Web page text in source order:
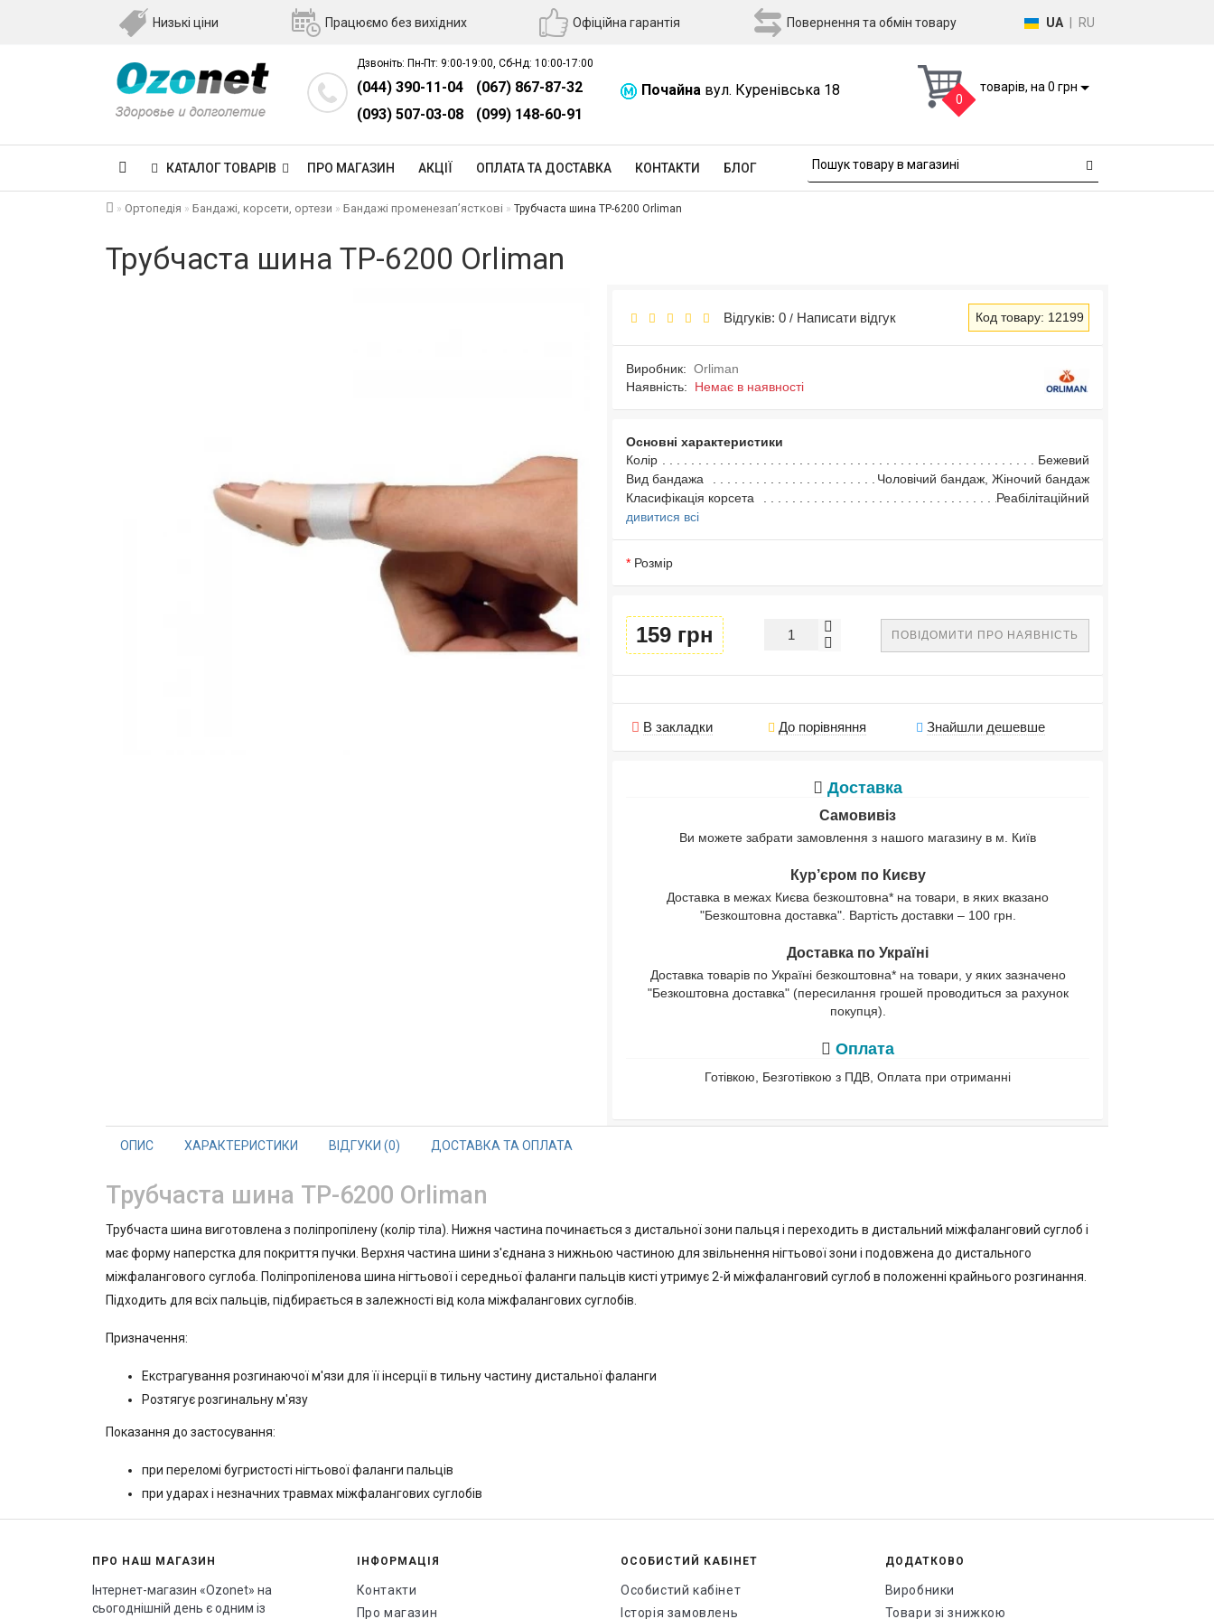
Низькі ціни Працюємо без вихідних Офіційна гарантія Повернення та обмін товару UA RU
Дзвоніть: Пн-Пт: 9:00-19:00, Сб-Нд: 10:00-17:00
(044) 390-11-04
(067) 867-87-32
(093) 507-03-08
(099) 148-60-91
Почайна вул. Куренівська 18
0
товарів, на 0 грн
КАТАЛОГ ТОВАРІВ ПРО МАГАЗИН АКЦІЇ ОПЛАТА ТА ДОСТАВКА КОНТАКТИ БЛОГ
Ортопедія Бандажі, корсети, ортези Бандажі променезап’ясткові Трубчаста шина TP-6200 Orliman
Трубчаста шина TP-6200 Orliman
Відгуків: 0 / Написати відгук Код товару: 12199
Виробник: Orliman
Наявність: Немає в наявності
Основні характеристики
Колір
Бежевий
Вид бандажа
Чоловічий бандаж, Жіночий бандаж
Класифікація корсета
Реабілітаційний
дивитися всі
Розмір
159 грн ПОВІДОМИТИ ПРО НАЯВНІСТЬ
В закладки До порівняння Знайшли дешевше
Доставка
Самовивіз
Ви можете забрати замовлення з нашого магазину в м. Київ
Кур’єром по Києву
Доставка в межах Києва безкоштовна* на товари, в яких вказано
"Безкоштовна доставка". Вартість доставки – 100 грн.
Доставка по Україні
Доставка товарів по Україні безкоштовна* на товари, у яких зазначено
"Безкоштовна доставка" (пересилання грошей проводиться за рахунок
покупця).
Оплата
Готівкою, Безготівкою з ПДВ, Оплата при отриманні
ОПИС ХАРАКТЕРИСТИКИ ВІДГУКИ (0) ДОСТАВКА ТА ОПЛАТА
Трубчаста шина TP-6200 Orliman
Трубчаста шина виготовлена ​​з поліпропілену (колір тіла). Нижня частина починається з дистальної зони пальця і ​​переходить в дистальний міжфаланговий суглоб і
має форму наперстка для покриття пучки. Верхня частина шини з'єднана з нижньою частиною для звільнення нігтьової зони і подовжена до дистального
міжфалангового суглоба. Поліпропіленова шина нігтьової і середньої фаланги пальців кисті утримує 2-й міжфаланговий суглоб в положенні крайнього розгинання.
Підходить для всіх пальців, підбирається в залежності від кола міжфалангових суглобів.
Призначення:
Екстрагування розгинаючої м'язи для її інсерції в тильну частину дистальної фаланги
Розтягує розгинальну м'язу
Показання до застосування:
при переломі бугристості нігтьової фаланги пальців
при ударах і незначних травмах міжфалангових суглобів
ПРО НАШ МАГАЗИН
Інтернет-магазин «Ozonet» на
сьогоднішній день є одним із
ІНФОРМАЦІЯ
Контакти
Про магазин
ОСОБИСТИЙ КАБІНЕТ
Особистий кабінет
Історія замовлень
ДОДАТКОВО
Виробники
Товари зі знижкою